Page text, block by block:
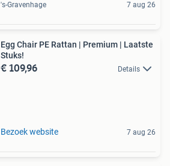
's-Gravenhage 7 aug 26
Egg Chair PE Rattan | Premium | Laatste
Stuks!
€ 109,96 Details
Bezoek website 7 aug 26